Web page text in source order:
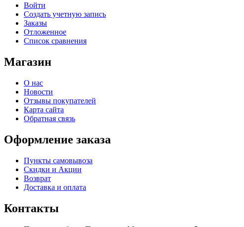
Войти
Создать учетную запись
Заказы
Отложенное
Список сравнения
Магазин
О нас
Новости
Отзывы покупателей
Карта сайта
Обратная связь
Оформление заказа
Пункты самовывоза
Скидки и Акции
Возврат
Доставка и оплата
Контакты